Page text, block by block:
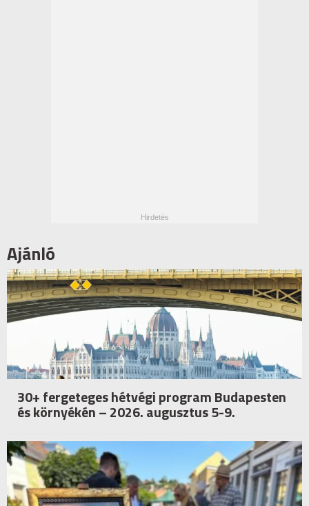
Ajánló
30+ fergeteges hétvégi program Budapesten
és környékén – 2026. augusztus 5-9.